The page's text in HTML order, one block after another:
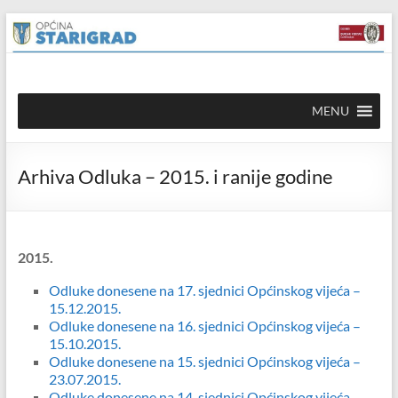
content
Skip
to
content
Općina
Starigrad
mrežna
MENU
Arhiva Odluka – 2015. i ranije godine
2015.
Odluke donesene na 17. sjednici Općinskog vijeća –
15.12.2015.
Odluke donesene na 16. sjednici Općinskog vijeća –
15.10.2015.
Odluke donesene na 15. sjednici Općinskog vijeća –
23.07.2015.